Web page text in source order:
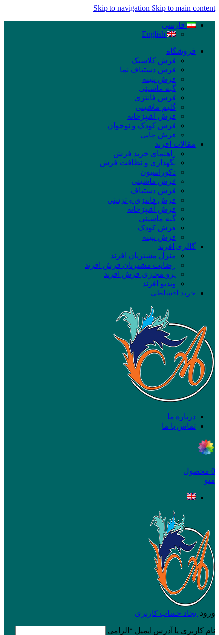
Skip to navigation Skip to main content
فارسی
English
فروشگاه
فرش کلاسیک
فرش دستباف نما
فرش پتینه
گبه ماشینی
فرش فانتزی
گلیم ماشینی
فرش آشپزخانه
فرش کودک و نوجوان
فرش چاپی
مقالات افرند
راهنمای خرید فرش
نگهداری و نظافت فرش
دکوراسیون
فرش ماشینی
فرش دستباف
فرش فانتزی و تزئینی
فرش آشپزخانه
گبه ماشینی
فرش کودک
فرش پتینه
گالری افرند
منزل مشتریان افرند
رضایت مشتریان فرش افرند
پرو مجازی فرش افرند
ویدیو افرند
خرید اقساطی
درباره ما
تماس با ما
0 محصول
منو
ورود ایجاد حساب کاربری
نام کاربری یا آدرس ایمیل * الزامی